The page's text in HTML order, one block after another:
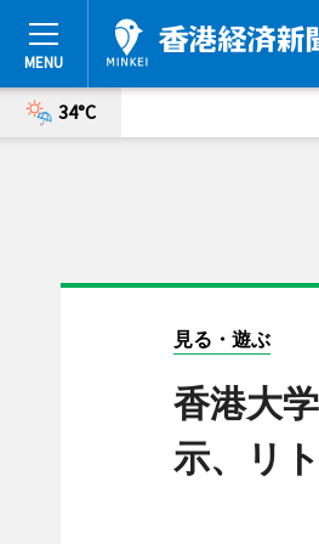
34°C
見る・遊ぶ
香港大
示、リ